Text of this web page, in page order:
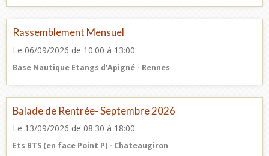
Rassemblement Mensuel
Le 06/09/2026 de 10:00 à 13:00
Base Nautique Etangs d'Apigné - Rennes
Balade de Rentrée- Septembre 2026
Le 13/09/2026 de 08:30 à 18:00
Ets BTS (en face Point P) - Chateaugiron